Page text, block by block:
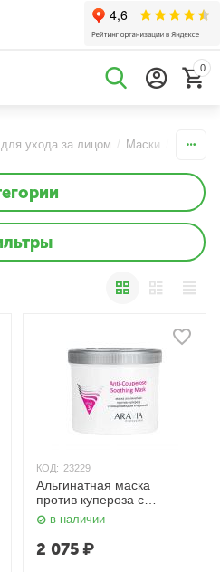
0
ухода за лицом / Маски
КОД: 23229
Альгинатная маска
против купероза с
ниацинамидом и
черникой 550 мл Aravia
в наличии
2 075₽